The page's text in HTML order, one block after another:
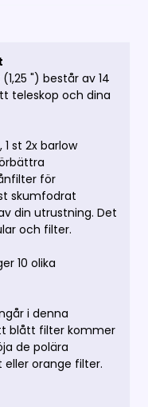
") består av 14
teleskop och dina
st 2x barlow
för
skumfodrat
din utrustning. Det
och filter.
10 olika
i denna
blått filter kommer
de polära
orange filter.